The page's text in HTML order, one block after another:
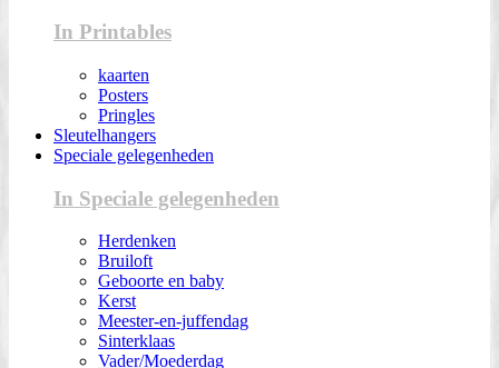
In Printables
kaarten
Posters
Pringles
Sleutelhangers
Speciale gelegenheden
In Speciale gelegenheden
Herdenken
Bruiloft
Geboorte en baby
Kerst
Meester-en-juffendag
Sinterklaas
Vader/Moederdag